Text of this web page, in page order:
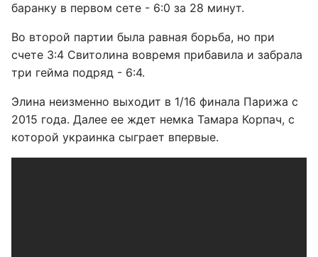
баранку в первом сете - 6:0 за 28 минут.
Во второй партии была равная борьба, но при
счете 3:4 Свитолина вовремя прибавила и забрала
три гейма подряд - 6:4.
Элина неизменно выходит в 1/16 финала Парижа с
2015 года. Далее ее ждет немка Тамара Корпач, с
которой украинка сыграет впервые.